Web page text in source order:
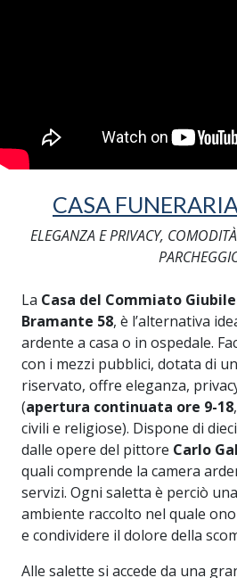
CASA
ELEGANZA E PRIVACY,
La Casa del Commiato
Bramante 58, è l’alternativa
ardente a casa o in ospedale.
con i mezzi pubblici, dotata di
riservato, offre eleganza,
(apertura continuata ore 9-18
civili e religiose). Dispone di
dalle opere del pittore Carlo
quali comprende la camera
servizi. Ogni saletta è perciò
ambiente raccolto nel quale
e condividere il dolore della
Alle salette si accede da una